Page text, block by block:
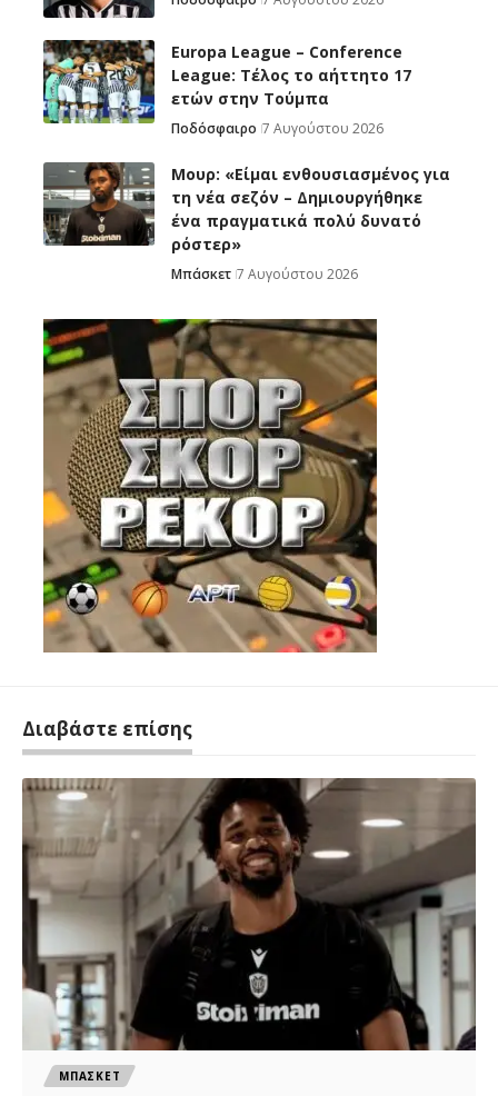
Europa League – Conference
League: Τέλος το αήττητο 17
ετών στην Τούμπα
Ποδόσφαιρο 7 Αυγούστου 2026
Μουρ: «Είμαι ενθουσιασμένος για
τη νέα σεζόν – Δημιουργήθηκε
ένα πραγματικά πολύ δυνατό
ρόστερ»
Μπάσκετ 7 Αυγούστου 2026
Διαβάστε επίσης
ΜΠΑΣΚΕΤ